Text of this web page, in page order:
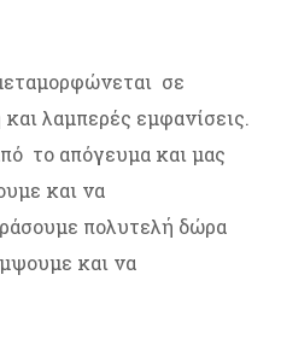
σε
λαμπερές εμφανίσεις.
το απόγευμα και μας
και να
πολυτελή δώρα
και να